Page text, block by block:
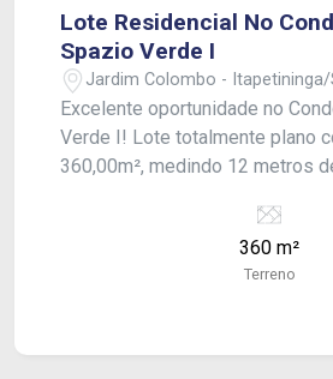
Lote Residencial No
Spazio Verde I
Jardim Colombo - Itapetininga/
Excelente oportunidade no
Verde I! Lote totalmente plano com área total de
360,00m², medindo 12 metros
condomínio fechado de alto padrão. Ideal
construção de um imóvel amplo
terreno oferece segurança,
360 m²
Terreno